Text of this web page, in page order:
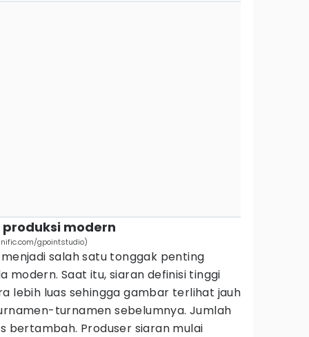
produksi modern
gpointstudio)
salah satu tonggak penting
modern. Saat itu, siaran definisi tinggi
lebih luas sehingga gambar terlihat jauh
turnamen sebelumnya. Jumlah
bertambah. Produser siaran mulai